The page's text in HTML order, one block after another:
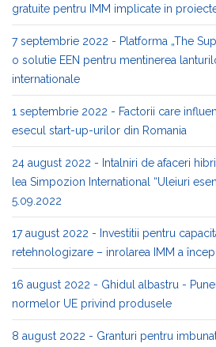
gratuite pentru IMM implicate in
7 septembrie 2022 - Platforma „The
o solutie EEN pentru mentinerea
internationale
1 septembrie 2022 - Factorii care
esecul start-up-urilor din Romania
24 august 2022 - Intalniri de afaceri
lea Simpozion International “Uleiuri
5.09.2022
17 august 2022 - Investitii pentru
retehnologizare – inrolarea IMM a
16 august 2022 - Ghidul albastru -
normelor UE privind produsele
8 august 2022 - Granturi pentru